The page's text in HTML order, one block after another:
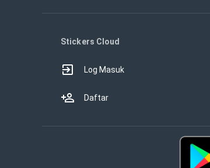
Stickers Cloud
Log Masuk
Daftar